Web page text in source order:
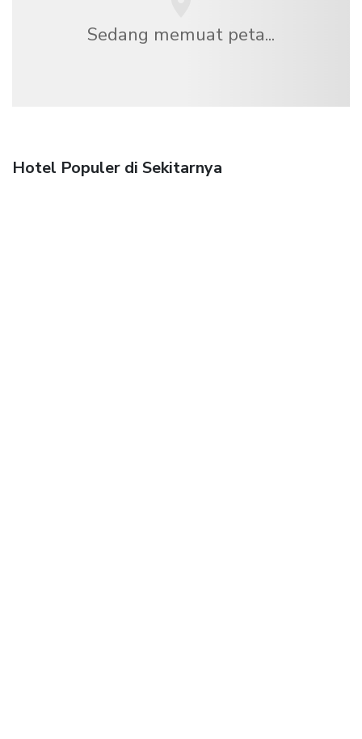
Sedang memuat peta...
Hotel Populer di Sekitarnya